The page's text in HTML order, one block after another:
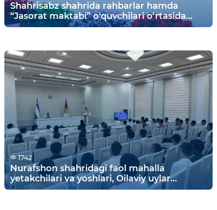
Shahrisabz shahrida rahbarlar hamda
“Jasorat maktabi” o‘quvchilari o‘rtasida
samimiy va mazmunli uchrashuv tashkil
1742
Nurafshon shahridagi faol mahalla
yetakchilari va yoshlari, Oilaviy uylar
farzandlari ishtirokida “Rahbar va yoshlar